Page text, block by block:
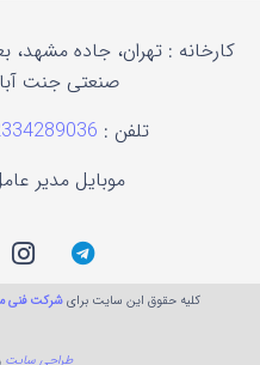
کارخانه : تهران، جاده مشهد،
صنعتی جنت
تلفن :
موبایل مدیر
کلیه حقوق این سایت برایشرکت فنی
طراحی سایت